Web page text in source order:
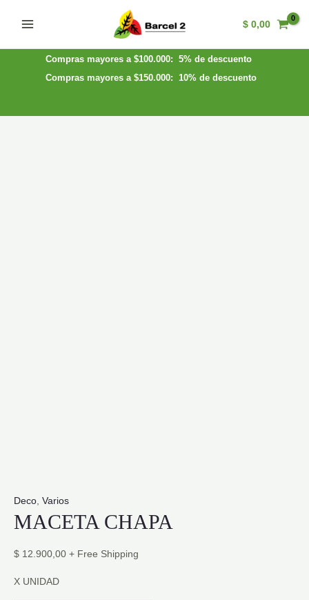
Menu
$ 0,00
Compras mayores a $100.000: 5% de descuento
Compras mayores a $150.000: 10% de descuento
Deco Varios
MACETA CHAPA
$ 12.900,00 + Free Shipping
X UNIDAD